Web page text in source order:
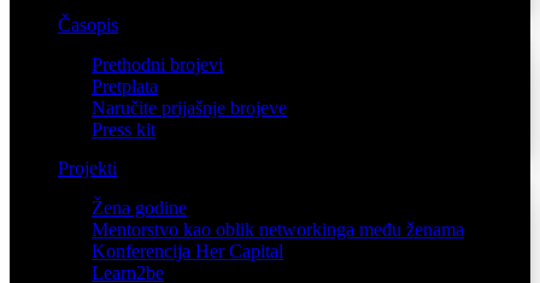
Časopis
Prethodni brojevi
Pretplata
Naručite prijašnje brojeve
Press kit
Projekti
Žena godine
Mentorstvo kao oblik networkinga među ženama
Konferencija Her Capital
Learn2be